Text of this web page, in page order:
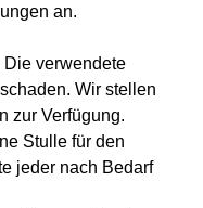
an.
Die verwendete
Wir stellen
zur Verfügung.
Stulle für den
jeder nach Bedarf